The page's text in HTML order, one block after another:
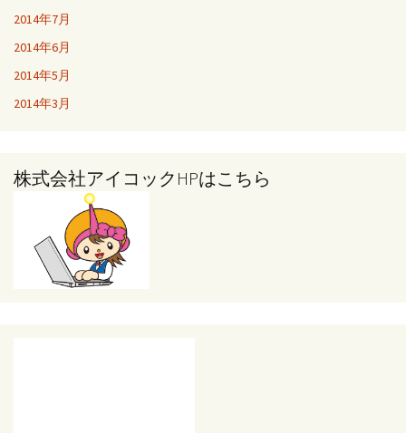
2014年7月
2014年6月
2014年5月
2014年3月
株式会社アイコックHPはこちら